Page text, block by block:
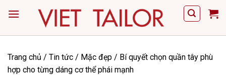
Trang chủ / Tin tức / Mặc đẹp / Bí quyết chọn quần tây phù
hợp cho từng dáng cơ thể phái mạnh